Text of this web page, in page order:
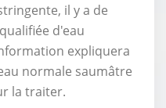
il y a de
d'eau
expliquera
normale saumâtre
la traiter.